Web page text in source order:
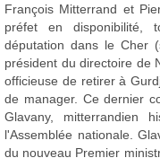
François Mitterrand et
préfet en disponibilité,
députation dans le Cher
président du directoire de
officieuse de retirer à
de manager. Ce dernier
Glavany, mitterrandien
l'Assemblée nationale.
du nouveau Premier